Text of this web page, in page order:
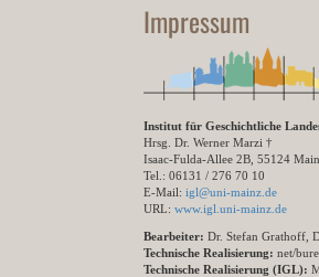
Impressum
Institut für Geschichtliche
Hrsg. Dr. Werner Marzi †
Isaac-Fulda-Allee 2B, 55124
Tel.: 06131 / 276 70 10
E-Mail: igl@uni-mainz.de
URL: www.igl.uni-mainz.de
Bearbeiter: Dr. Stefan Grathoff,
Technische Realisierung: net/
Technische Realisierung (IGL):